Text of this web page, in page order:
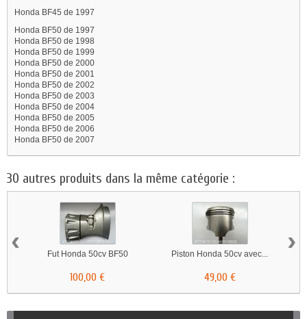
Honda BF45 de 1997
Honda BF50 de 1997
Honda BF50 de 1998
Honda BF50 de 1999
Honda BF50 de 2000
Honda BF50 de 2001
Honda BF50 de 2002
Honda BF50 de 2003
Honda BF50 de 2004
Honda BF50 de 2005
Honda BF50 de 2006
Honda BF50 de 2007
30 autres produits dans la même catégorie :
Fut Honda 50cv BF50
100,00 €
Piston Honda 50cv avec...
49,00 €
‹ ›